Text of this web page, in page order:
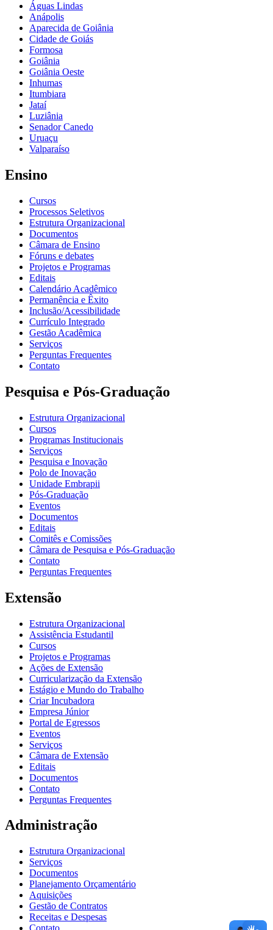
Águas Lindas
Anápolis
Aparecida de Goiânia
Cidade de Goiás
Formosa
Goiânia
Goiânia Oeste
Inhumas
Itumbiara
Jataí
Luziânia
Senador Canedo
Uruaçu
Valparaíso
Ensino
Cursos
Processos Seletivos
Estrutura Organizacional
Documentos
Câmara de Ensino
Fóruns e debates
Projetos e Programas
Editais
Calendário Acadêmico
Permanência e Êxito
Inclusão/Acessibilidade
Currículo Integrado
Gestão Acadêmica
Serviços
Perguntas Frequentes
Contato
Pesquisa e Pós-Graduação
Estrutura Organizacional
Cursos
Programas Institucionais
Serviços
Pesquisa e Inovação
Polo de Inovação
Unidade Embrapii
Pós-Graduação
Eventos
Documentos
Editais
Comitês e Comissões
Câmara de Pesquisa e Pós-Graduação
Contato
Perguntas Frequentes
Extensão
Estrutura Organizacional
Assistência Estudantil
Cursos
Projetos e Programas
Ações de Extensão
Curricularização da Extensão
Estágio e Mundo do Trabalho
Criar Incubadora
Empresa Júnior
Portal de Egressos
Eventos
Serviços
Câmara de Extensão
Editais
Documentos
Contato
Perguntas Frequentes
Administração
Estrutura Organizacional
Serviços
Documentos
Planejamento Orçamentário
Aquisições
Gestão de Contratos
Receitas e Despesas